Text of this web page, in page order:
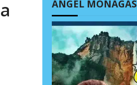
ÁNGEL MONAGAS